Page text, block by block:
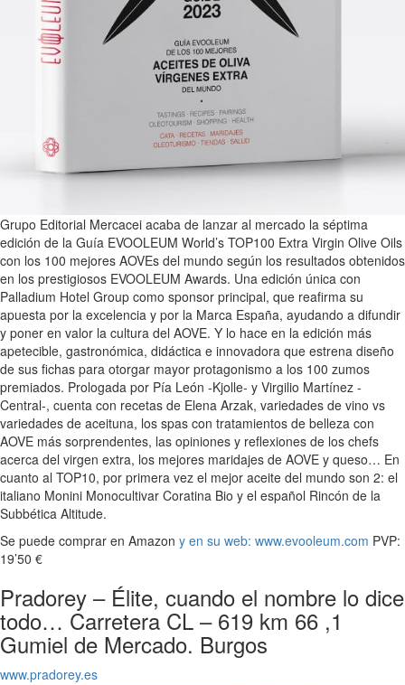
Grupo Editorial Mercacei acaba de lanzar al mercado la séptima
edición de la Guía EVOOLEUM World’s TOP100 Extra Virgin Olive Oils
con los 100 mejores AOVEs del mundo según los resultados obtenidos
en los prestigiosos EVOOLEUM Awards. Una edición única con
Palladium Hotel Group como sponsor principal, que reafirma su
apuesta por la excelencia y por la Marca España, ayudando a difundir
y poner en valor la cultura del AOVE. Y lo hace en la edición más
apetecible, gastronómica, didáctica e innovadora que estrena diseño
de sus fichas para otorgar mayor protagonismo a los 100 zumos
premiados. Prologada por Pía León -Kjolle- y Virgilio Martínez -
Central-, cuenta con recetas de Elena Arzak, variedades de vino vs
variedades de aceituna, los spas con tratamientos de belleza con
AOVE más sorprendentes, las opiniones y reflexiones de los chefs
acerca del virgen extra, los mejores maridajes de AOVE y queso… En
cuanto al TOP10, por primera vez el mejor aceite del mundo son 2: el
italiano Monini Monocultivar Coratina Bio y el español Rincón de la
Subbética Altitude.
Se puede comprar en Amazon y en su web: www.evooleum.com PVP:
19’50 €
Pradorey – Élite, cuando el nombre lo dice
todo… Carretera CL – 619 km 66 ,1
Gumiel de Mercado. Burgos
www.pradorey.es